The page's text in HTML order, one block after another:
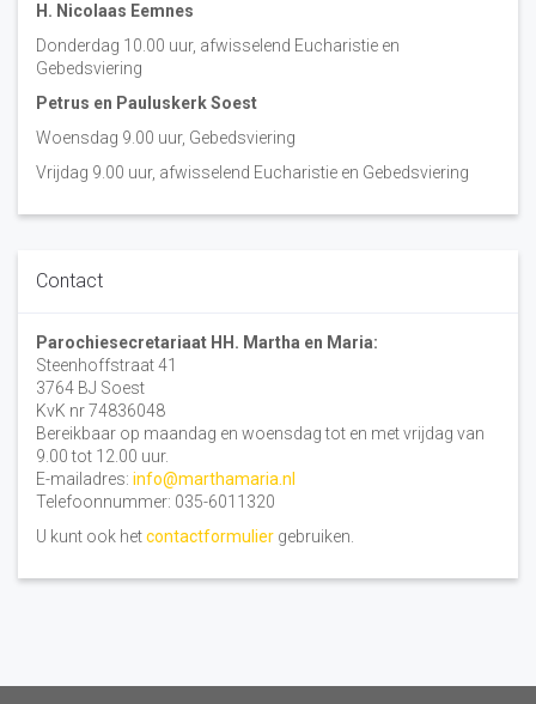
H. Nicolaas Eemnes
Donderdag 10.00 uur, afwisselend Eucharistie en
Gebedsviering
Petrus en Pauluskerk Soest
Woensdag 9.00 uur, Gebedsviering
Vrijdag 9.00 uur, afwisselend Eucharistie en Gebedsviering
Contact
Parochiesecretariaat HH. Martha en Maria:
Steenhoffstraat 41
3764 BJ Soest
KvK nr 74836048
Bereikbaar op maandag en woensdag tot en met vrijdag van
9.00 tot 12.00 uur.
E-mailadres: info@marthamaria.nl
Telefoonnummer: 035-6011320
U kunt ook hetcontactformulier gebruiken.